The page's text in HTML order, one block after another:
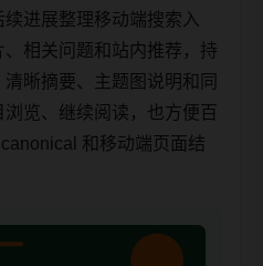
进展整理移动端搜索入
相关问题和站内推荐，持
晰摘要、主题图说明和同
览、继续阅读，也方便百
和移动端页面结